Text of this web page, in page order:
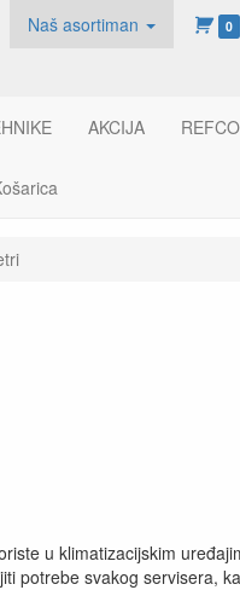
Naš asortiman 0
AKCIJA REFCO
u klimatizacijskim
potrebe svakog servisera,